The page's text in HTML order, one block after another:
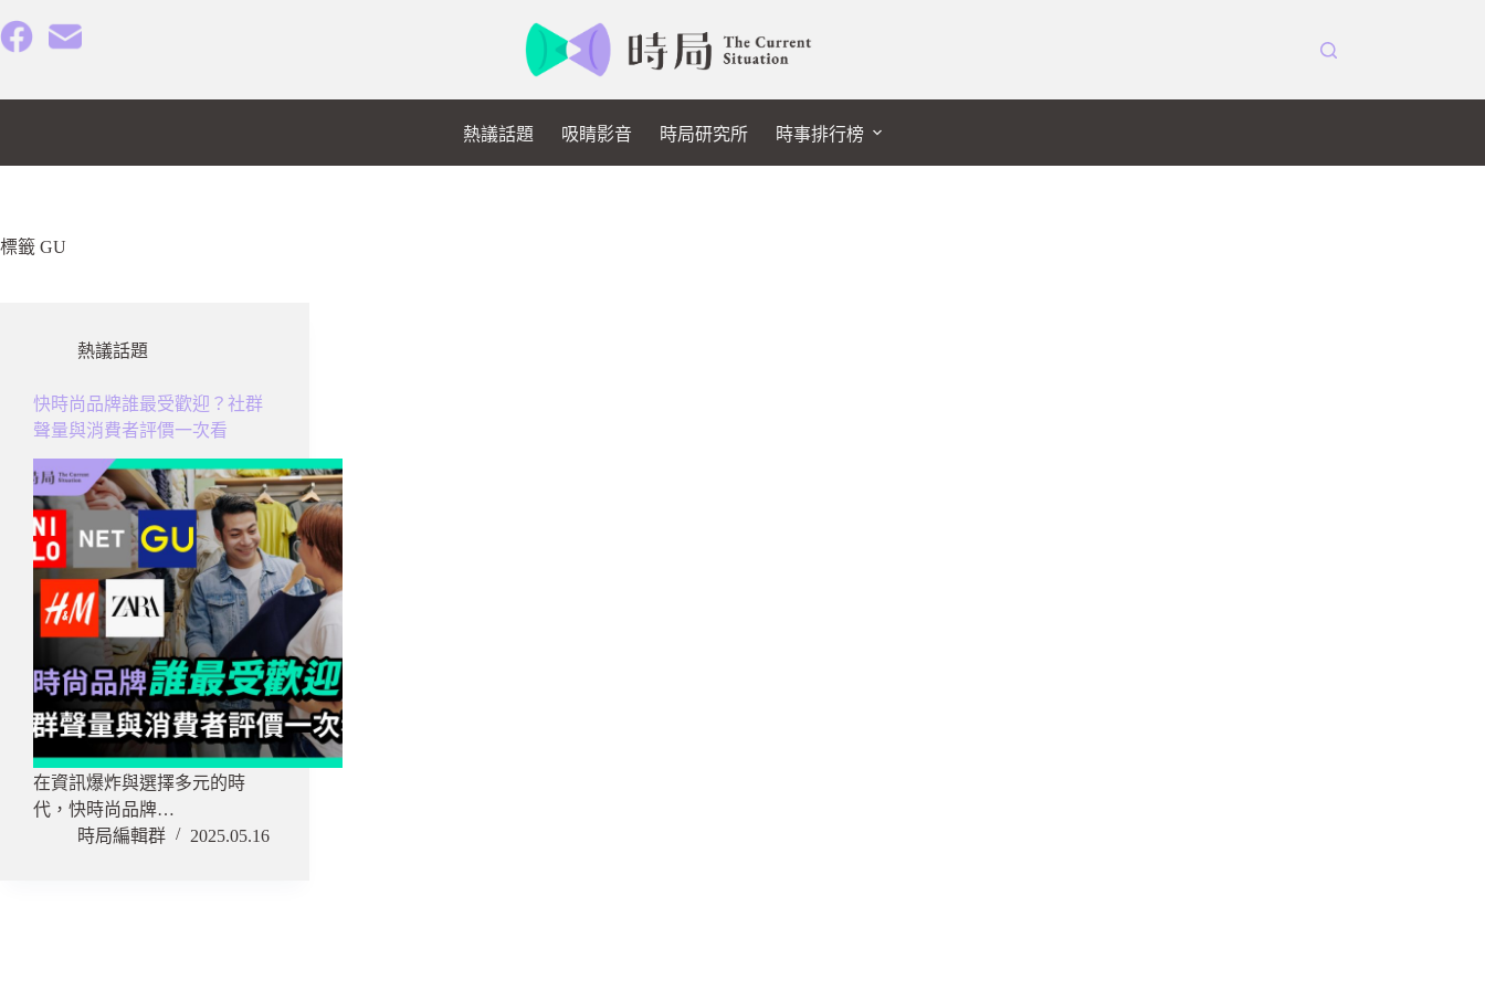
至
熱議話題 吸睛影音 時局研究所 時事排行榜
標籤 GU
熱議話題
快時尚品牌誰最受歡迎？社群
聲量與消費者評價一次看
在資訊爆炸與選擇多元的時
代，快時尚品牌…
時局編輯群
2025.05.16